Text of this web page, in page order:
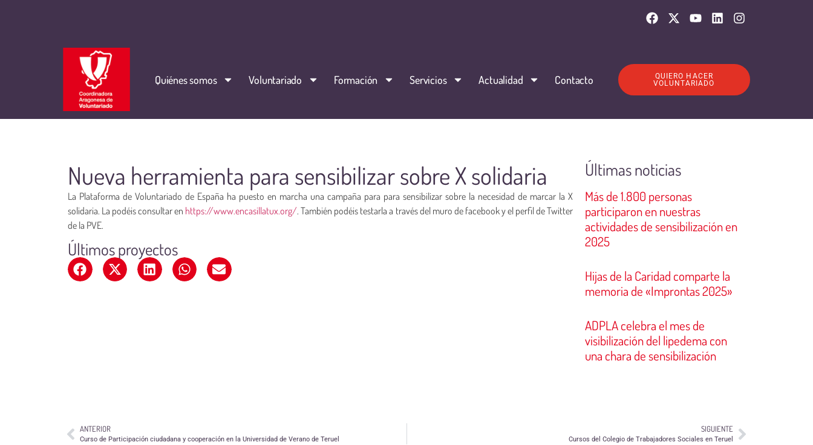
Quiénes somos Voluntariado Formación Servicios Actualidad Contacto
QUIERO HACER
VOLUNTARIADO
Nueva herramienta para sensibilizar sobre X solidaria
La Plataforma de Voluntariado de España ha puesto en marcha una campaña para para sensibilizar sobre la necesidad de marcar la X
solidaria. La podéis consultar en https://www.encasillatux.org/. También podéis testarla a través del muro de facebook y el perfil de Twitter
de la PVE.
Últimos proyectos
Últimas noticias
Más de 1.800 personas
participaron en nuestras
actividades de sensibilización en
2025
Hijas de la Caridad comparte la
memoria de «Improntas 2025»
ADPLA celebra el mes de
visibilización del lipedema con
una chara de sensibilización
ANTERIOR
Curso de Participación ciudadana y cooperación en la Universidad de Verano de Teruel
SIGUIENTE
Cursos del Colegio de Trabajadores Sociales en Teruel